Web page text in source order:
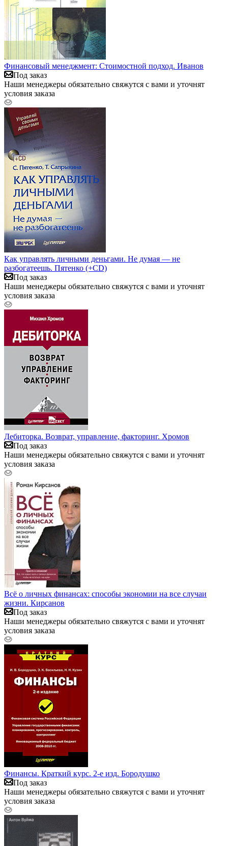
Финансовый менеджмент: Стоимостной подход. Иванов
Под заказ
Наши менеджеры обязательно свяжутся с вами и уточнят
условия заказа
Как управлять личными деньгами. Не думая — не
разбогатеешь. Пятенко (+CD)
Под заказ
Наши менеджеры обязательно свяжутся с вами и уточнят
условия заказа
Дебиторка. Возврат, управление, факторинг. Хромов
Под заказ
Наши менеджеры обязательно свяжутся с вами и уточнят
условия заказа
Всё о личных финансах: способы экономии на все случаи
жизни. Кирсанов
Под заказ
Наши менеджеры обязательно свяжутся с вами и уточнят
условия заказа
Финансы. Краткий курс. 2-е изд. Бородушко
Под заказ
Наши менеджеры обязательно свяжутся с вами и уточнят
условия заказа